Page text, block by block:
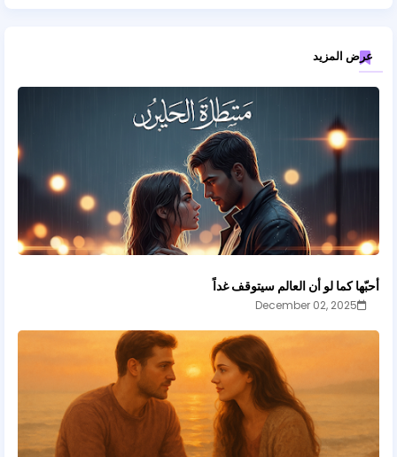
عرض المزيد
أحبّها كما لو أن العالم سيتوقف غداً
December 02, 2025